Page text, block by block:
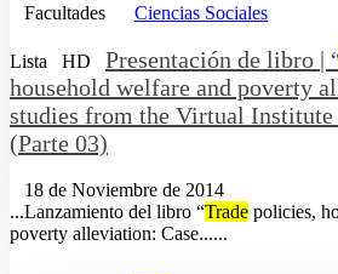
Facultades Ciencias Sociales
Lista HD Presentación de libro |
household welfare and poverty
studies from the Virtual Institute
(Parte 03)
18 de Noviembre de 2014
...Lanzamiento del libro “Trade policies,
poverty alleviation: Case......